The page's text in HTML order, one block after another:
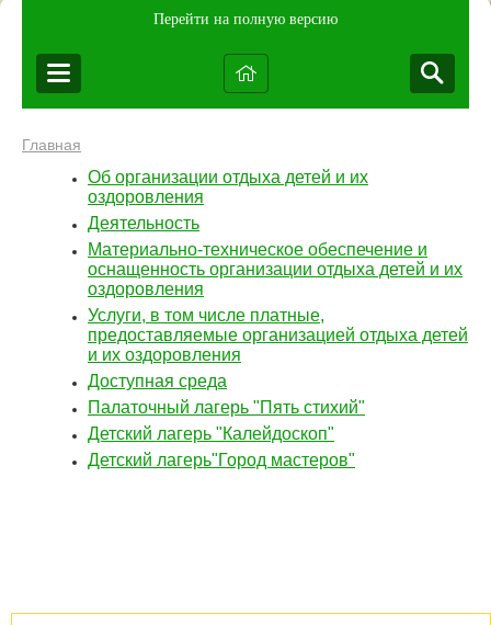
Перейти на полную версию
Главная
Об организации отдыха детей и их
оздоровления
Деятельность
Материально-техническое обеспечение и
оснащенность организации отдыха детей и их
оздоровления
Услуги, в том числе платные,
предоставляемые организацией отдыха детей
и их оздоровления
Доступная среда
Палаточный лагерь "Пять стихий"
Детский лагерь "Калейдоскоп"
Детский лагерь"Город мастеров"